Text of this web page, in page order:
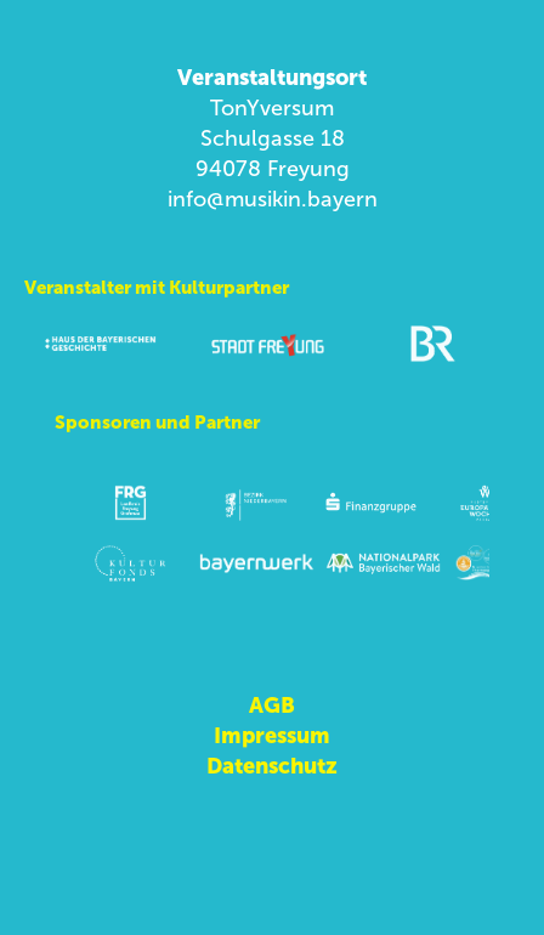
Veranstaltungsort
TonYversum
Schulgasse 18
94078 Freyung
info@musikin.bayern
Veranstalter mit Kulturpartner
Sponsoren und Partner
AGB
Impressum
Datenschutz